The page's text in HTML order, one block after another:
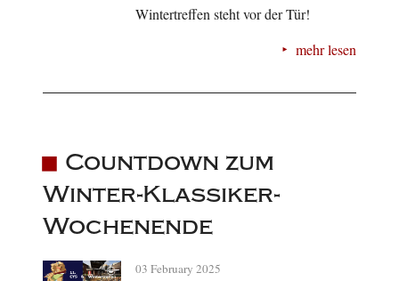
Wintertreffen steht vor der Tür!
mehr lesen
Countdown zum
Winter-Klassiker-
Wochenende
03 February 2025